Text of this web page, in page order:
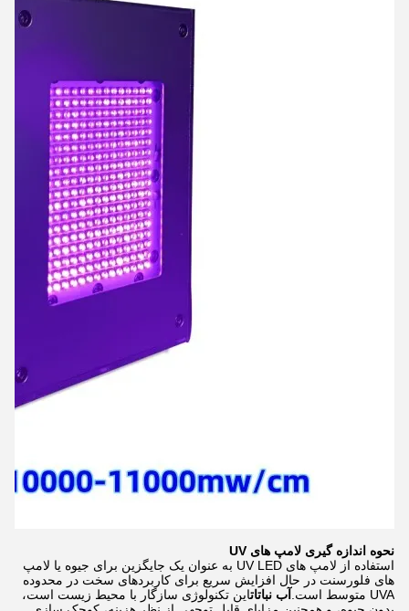
نحوه اندازه گیری لامپ های UV
استفاده از لامپ های UV LED به عنوان یک جایگزین برای جیوه یا لامپ
های فلورسنت در حال افزایش سریع برای کاربردهای سخت در محدوده
UVA متوسط است.
آب نباتاتاین تکنولوژی سازگار با محیط زیست است،